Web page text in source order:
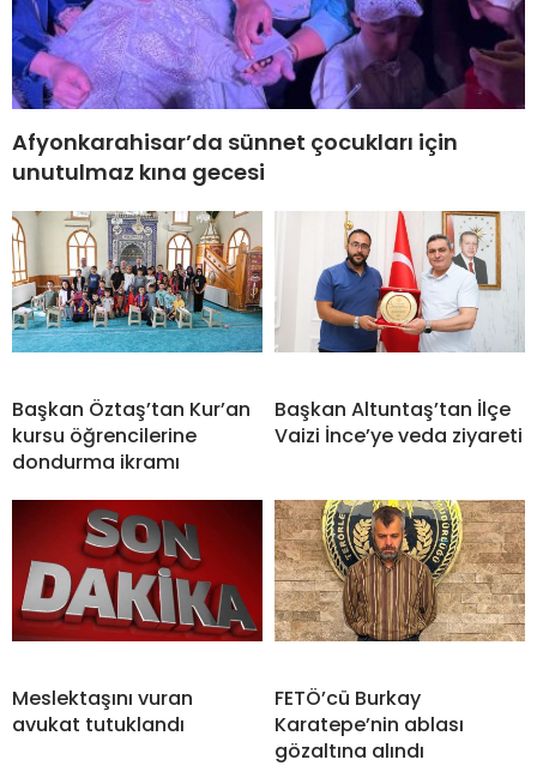
Afyonkarahisar’da sünnet çocukları için
unutulmaz kına gecesi
Başkan Öztaş’tan Kur’an
kursu öğrencilerine
dondurma ikramı
Başkan Altuntaş’tan İlçe
Vaizi İnce’ye veda ziyareti
Meslektaşını vuran
avukat tutuklandı
FETÖ’cü Burkay
Karatepe’nin ablası
gözaltına alındı